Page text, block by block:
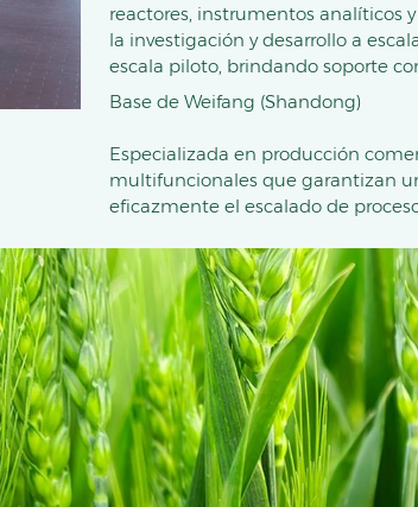
reactores, instrumentos analíticos
la investigación y desarrollo a
escala piloto, brindando soporte
Base de Weifang (Shandong)
Especializada en producción
multifuncionales que garantizan
eficazmente el escalado de